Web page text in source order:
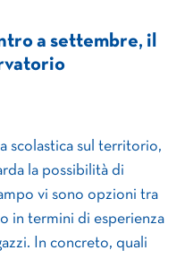
a settembre, il
scolastica sul territorio,
la possibilità di
vi sono opzioni tra
in termini di esperienza
In concreto, quali